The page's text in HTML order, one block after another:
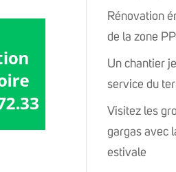
Rénovation
de la zone PPI
Un chantier
service du
Visitez les
gargas avec
estivale